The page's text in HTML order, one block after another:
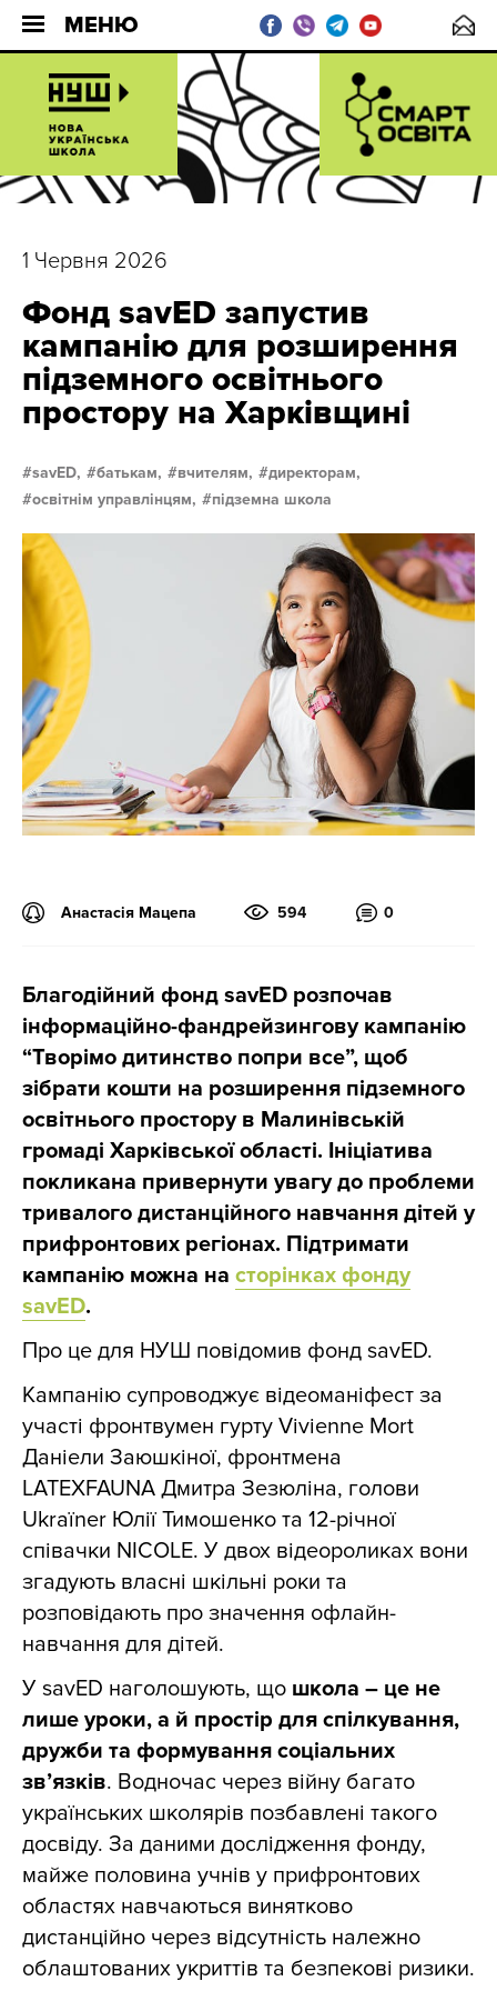
МЕНЮ
1 Червня 2026
Фонд savED запустив
кампанію для розширення
підземного освітнього
простору на Харківщині
savED, батькам, вчителям,
директорам,
освітнім управлінцям,
підземна школа
Анастасія Мацепа 594 0
Благодійний фонд savED розпочав
інформаційно-фандрейзингову кампанію
“Творімо дитинство попри все”, щоб
зібрати кошти на розширення підземного
освітнього простору в Малинівській
громаді Харківської області. Ініціатива
покликана привернути увагу до проблеми
тривалого дистанційного навчання дітей у
прифронтових регіонах. Підтримати
кампанію можна на сторінках фонду
savED.
Про це для НУШ повідомив фонд savED.
Кампанію супроводжує відеоманіфест за
участі фронтвумен гурту Vivienne Mort
Даніели Заюшкіної, фронтмена
LATEXFAUNA Дмитра Зезюліна, голови
Ukraїner Юлії Тимошенко та 12-річної
співачки NICOLE. У двох відеороликах вони
згадують власні шкільні роки та
розповідають про значення офлайн-
навчання для дітей.
У savED наголошують, що школа – це не
лише уроки, а й простір для спілкування,
дружби та формування соціальних
зв’язків. Водночас через війну багато
українських школярів позбавлені такого
досвіду. За даними дослідження фонду,
майже половина учнів у прифронтових
областях навчаються винятково
дистанційно через відсутність належно
облаштованих укриттів та безпекові ризики.